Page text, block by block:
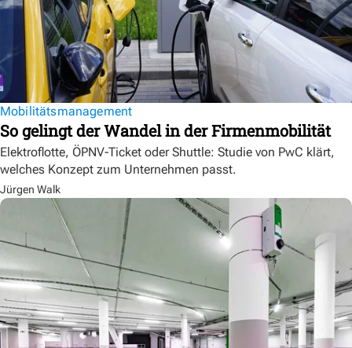
Mobilitätsmanagement
So gelingt der Wandel in der Firmenmobilität
Elektroflotte, ÖPNV-Ticket oder Shuttle: Studie von PwC klärt,
welches Konzept zum Unternehmen passt.
Jürgen Walk